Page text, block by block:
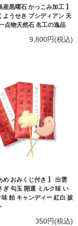
産黒曜石 かっこみ加工 】
うせき ブシディアン 天
点物天然石 名工の逸品
9,800円(税込)
め おみくじ付き 】 出雲
ぎ 勾玉 開運 ミルク味 い
味 飴 キャンディー 紅白 披
350円(税込)